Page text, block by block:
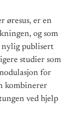
øresus, er en
og som
nylig publisert
studier som
for
kombinerer
ved hjelp